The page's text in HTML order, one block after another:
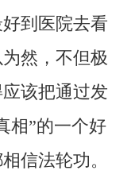
到医院去看
然，不但极
该把通过发
相”的一个好
信法轮功。